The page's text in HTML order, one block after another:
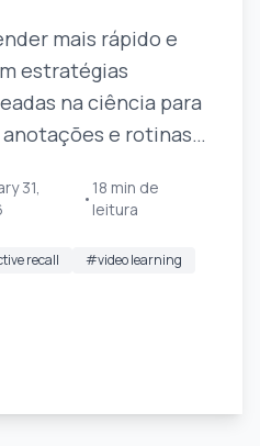
mais rápido e
estratégias
na ciência para
e rotinas
31,
•
18 min de
leitura
recall #video learning